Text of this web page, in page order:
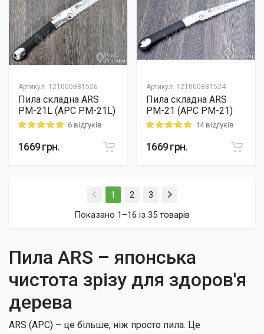
Артикул: 121000881526
Пила складна ARS
PM-21L (АРС PM-21L)
Rating: 5 out of 56 відгуків
1669грн.
Артикул: 121000881524
Пила складна ARS
PM-21 (АРС PM-21)
Rating: 5 out of 514 відгуків
1669грн.
1 (current)
2
3
Показано 1–16 із 35 товарів
Пила ARS – японська
чистота зрізу для здоров'я
дерева
ARS (АРС) – це більше, ніж просто пила. Це